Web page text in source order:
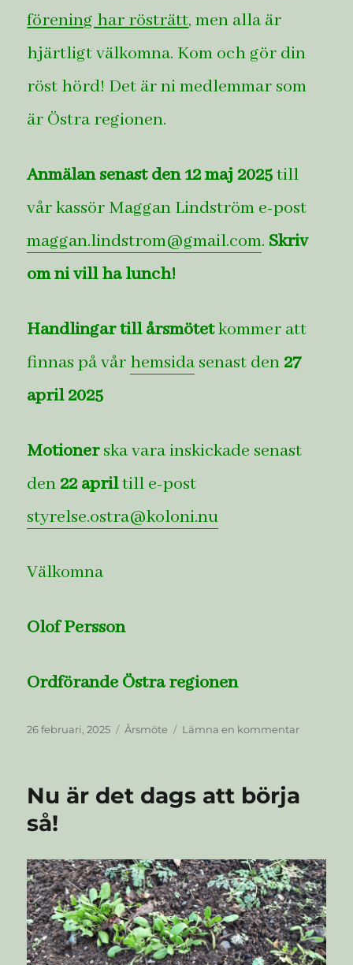
förening har rösträtt, men alla är
hjärtligt välkomna. Kom och gör din
röst hörd! Det är ni medlemmar som
är Östra regionen.
Anmälan senast den 12 maj 2025till
vår kassör Maggan Lindström e-post
maggan.lindstrom@gmail.com. Skriv
om ni vill ha lunch!
Handlingar till årsmötetkommer att
finnas på vår hemsida senast den 27
april 2025
Motionerska vara inskickade senast
den 22 apriltill e-post
styrelse.ostra@koloni.nu
Välkomna
Olof Persson
Ordförande Östra regionen
Publicerat
26 februari, 2025 Kategorier
Årsmöte Lämna en kommentartill
i
Nu är det dags att börja
så!